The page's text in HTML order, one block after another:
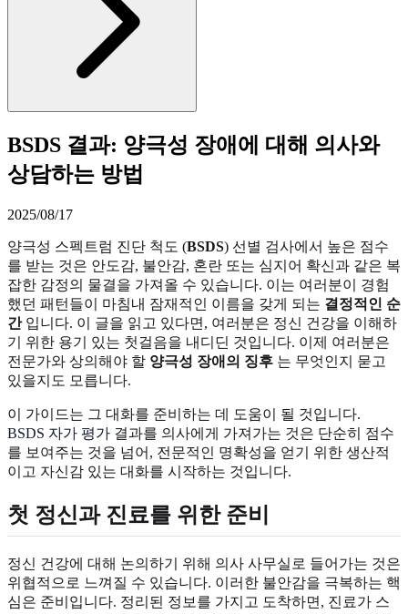
BSDS 결과: 양극성 장애에 대해 의사와
상담하는 방법
2025/08/17
양극성 스펙트럼 진단 척도 (BSDS) 선별 검사에서 높은 점수
를 받는 것은 안도감, 불안감, 혼란 또는 심지어 확신과 같은 복
잡한 감정의 물결을 가져올 수 있습니다. 이는 여러분이 경험
했던 패턴들이 마침내 잠재적인 이름을 갖게 되는 결정적인 순
간입니다. 이 글을 읽고 있다면, 여러분은 정신 건강을 이해하
기 위한 용기 있는 첫걸음을 내디딘 것입니다. 이제 여러분은
전문가와 상의해야 할 양극성 장애의 징후 는 무엇인지 묻고
있을지도 모릅니다.
이 가이드는 그 대화를 준비하는 데 도움이 될 것입니다.
BSDS 자가 평가 결과를 의사에게 가져가는 것은 단순히 점수
를 보여주는 것을 넘어, 전문적인 명확성을 얻기 위한 생산적
이고 자신감 있는 대화를 시작하는 것입니다.
첫 정신과 진료를 위한 준비
정신 건강에 대해 논의하기 위해 의사 사무실로 들어가는 것은
위협적으로 느껴질 수 있습니다. 이러한 불안감을 극복하는 핵
심은 준비입니다. 정리된 정보를 가지고 도착하면, 진료가 스